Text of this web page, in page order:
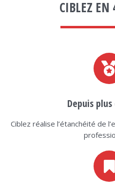
CIBLEZ
Depuis plus
Ciblez réalise l’étanchéité de